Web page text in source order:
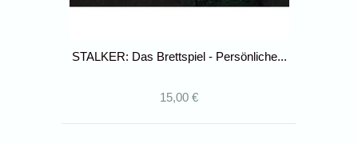
STALKER: Das Brettspiel - Persönliche...
15,00 €